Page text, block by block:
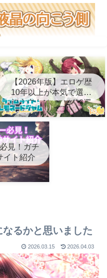
【2026年版】エロゲ歴
10年以上が本気で選ぶ
初心者向けエロゲ10選
見！ガチ
イト紹介
るかと思いました
2026.03.15 2026.04.03